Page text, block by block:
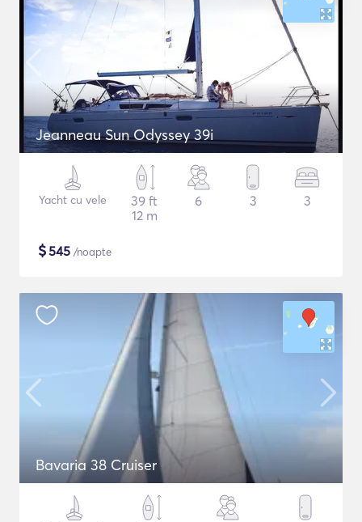
Jeanneau Sun Odyssey 39i
Yacht cu vele
39 ft
12 m
6 3 3
$545 /noapte
Bavaria 38 Cruiser